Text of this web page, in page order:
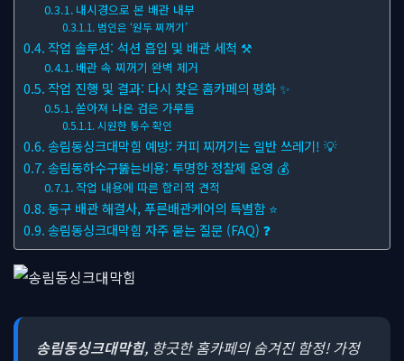
내시경으로 본 배관 내부
범인은 ‘원두 찌꺼기’
작업 솔루션: 석션 흡입 및 배관 세척 ⚒
배관 속 찌꺼기 완벽 제거
작업 진행 및 결과: 다시 찾은 홈카페의 평화 ✨
쏟아져 나온 검은 가루들
시원한 통수 확인
송림동싱크대막힘 예방: 커피 찌꺼기는 일반 쓰레기! 💡
송림동하수구뚫는비용: 투명한 정찰제 운영 💰
작업 내용에 따른 합리적 견적
동구 배관 해결사, 푸른배관케어의 특별함 ⭐
송림동싱크대막힘 자주 묻는 질문 (FAQ) ❓
송림동싱크대막힘, 향긋한 홈카페의 숨겨진 함정! 가정